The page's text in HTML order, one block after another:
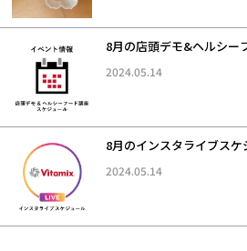
8月の店頭デモ&ヘルシー
2024.05.14
8月のインスタライブスケ
2024.05.14